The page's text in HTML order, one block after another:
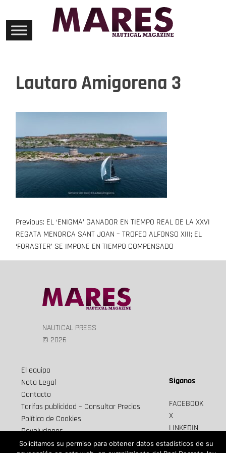
content
Lautaro Amigorena 3
Navegación
de
entradas
Previous: EL ‘ENIGMA’ GANADOR EN TIEMPO REAL DE LA XXVI
REGATA MENORCA SANT JOAN – TROFEO ALFONSO XIII; EL
‘FORASTER’ SE IMPONE EN TIEMPO COMPENSADO
NAUTICAL PRESS
© 2026
El equipo
Nota Legal
Contacto
Tarifas publicidad – Consultar Precios
Política de Cookies
Devoluciones
Envios y cancelaciones
Siganos
FACEBOOK
X
LINKEDIN
Newsletter
Solicitamos su permiso para obtener datos estadísticos de su